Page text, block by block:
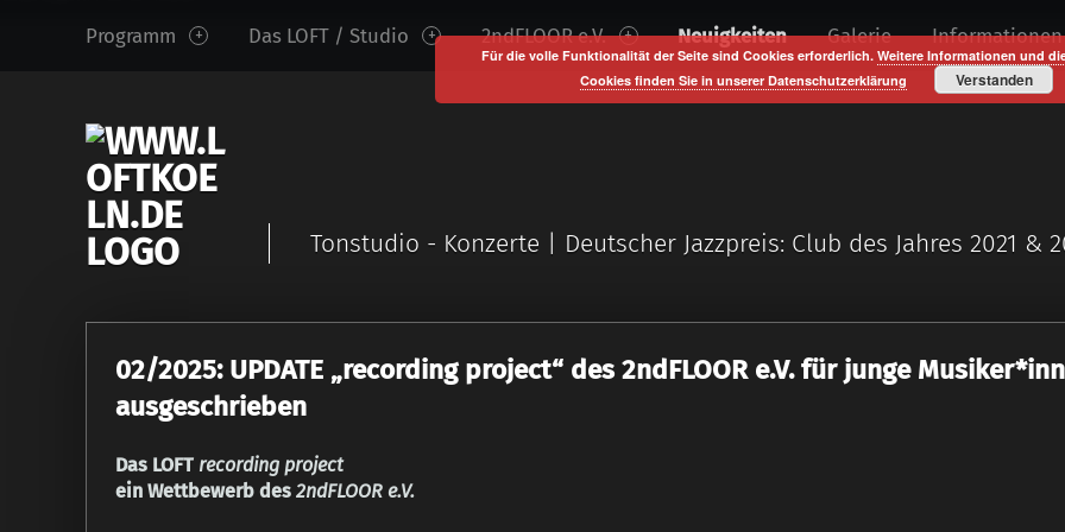
siteProgramm Das LOFT / Studio 2ndFLOOR e.V. Neuigkeiten Galerie Informationen
Tonstudio - Konzerte | Deutscher Jazzpreis: Club des Jahres 2021 &
02/2025: UPDATE „recording project“ des 2ndFLOOR e.V. für junge
ausgeschrieben
Das LOFT recording project
ein Wettbewerb des 2ndFLOOR e.V.
Für die volle Funktionalität der Seite sind Cookies erforderlich. Weitere Informationen und
Cookies finden Sie in unserer Datenschutzerklärung
Verstanden